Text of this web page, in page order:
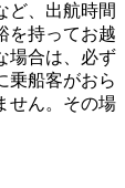
ど、出航時間
を持ってお越
場合は、必ず
乗船客がおら
せん。その場